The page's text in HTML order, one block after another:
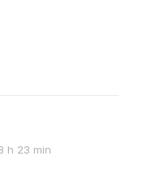
h 23 min